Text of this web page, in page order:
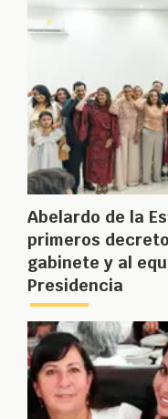
Abelardo de la
primeros
gabinete y al
Presidencia